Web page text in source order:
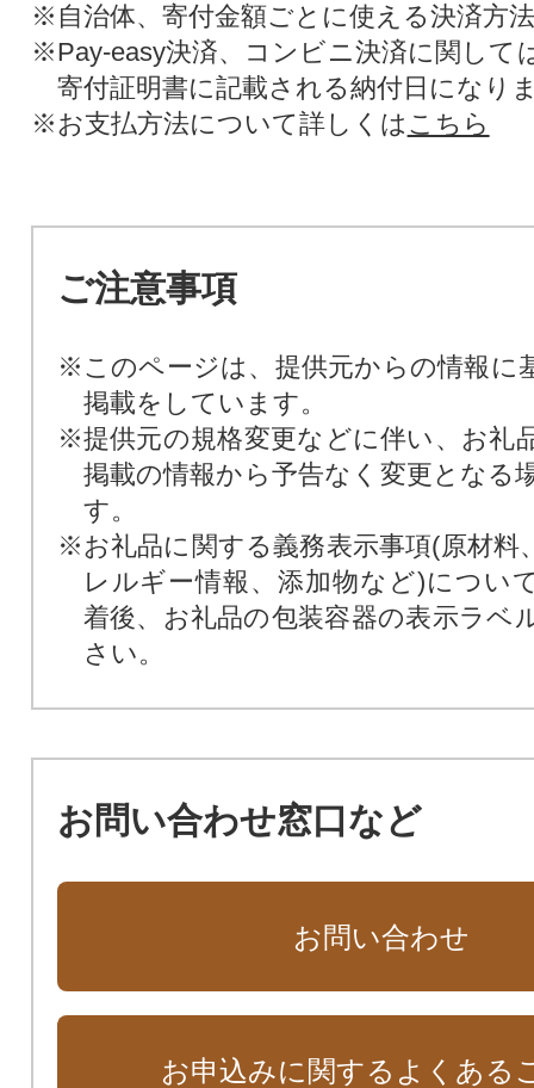
※自治体、寄付金額ごとに使える決済方
※Pay-easy決済、コンビニ決済に関して
寄付証明書に記載される納付日になり
※お支払方法について詳しくは こちら
ご注意事項
※このページは、提供元からの情報に
掲載をしています。
※提供元の規格変更などに伴い、お礼
掲載の情報から予告なく変更となる
す。
※お礼品に関する義務表示事項(原材料
レルギー情報、添加物など)につい
着後、お礼品の包装容器の表示ラベ
さい。
お問い合わせ窓口など
お問い合わせ
お申込みに関するよくある